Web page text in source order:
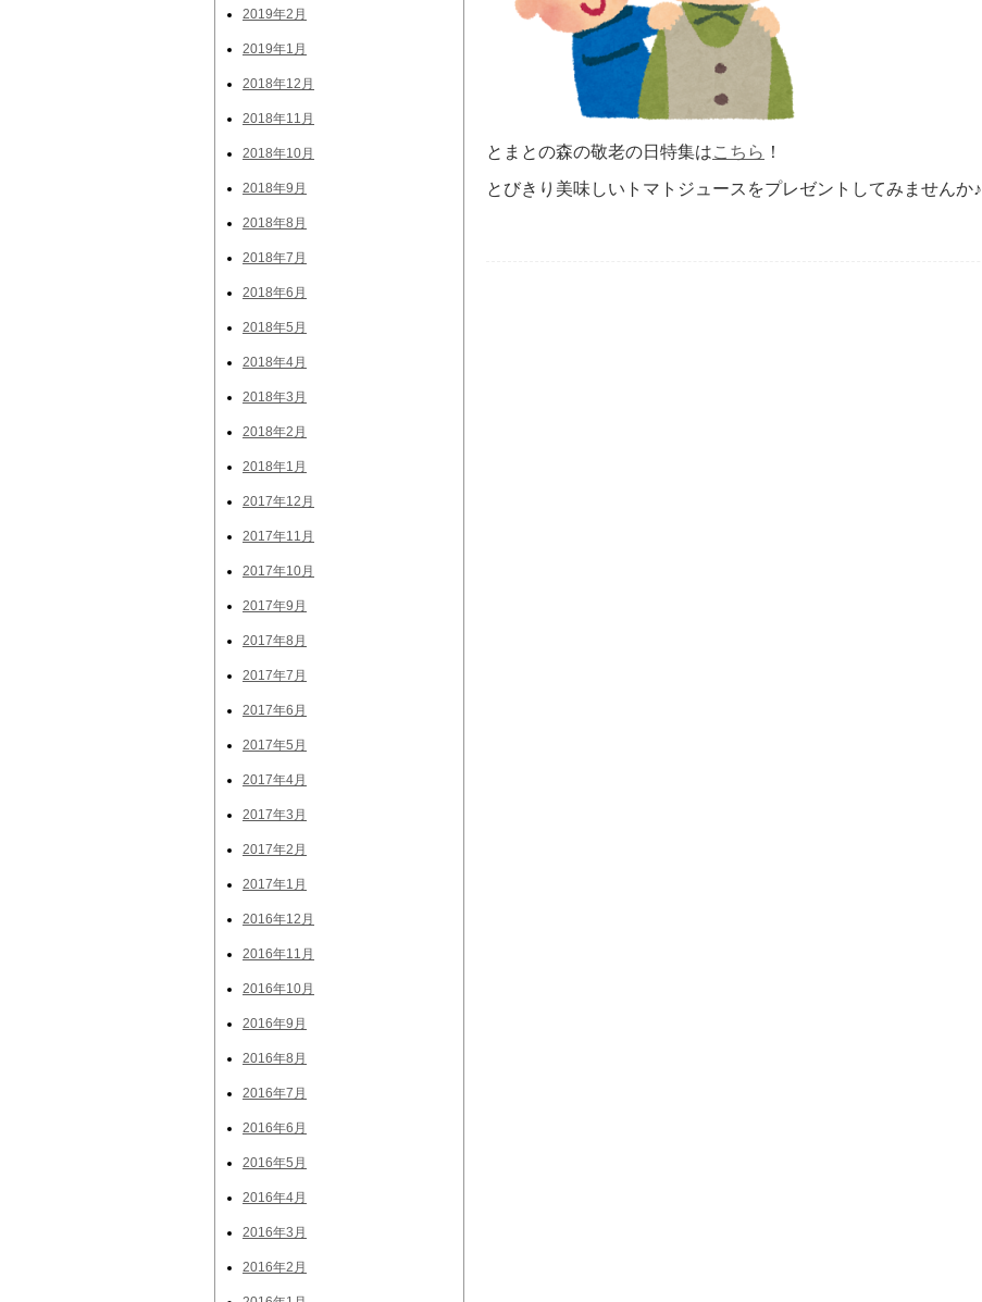
とまとの森の敬老の日特集はこちら ！
とびきり美味しいトマトジュースをプレゼントしてみませんか♪
2019年2月
2019年1月
2018年12月
2018年11月
2018年10月
2018年9月
2018年8月
2018年7月
2018年6月
2018年5月
2018年4月
2018年3月
2018年2月
2018年1月
2017年12月
2017年11月
2017年10月
2017年9月
2017年8月
2017年7月
2017年6月
2017年5月
2017年4月
2017年3月
2017年2月
2017年1月
2016年12月
2016年11月
2016年10月
2016年9月
2016年8月
2016年7月
2016年6月
2016年5月
2016年4月
2016年3月
2016年2月